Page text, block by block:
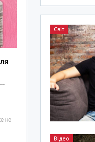
Світ
Відео
не